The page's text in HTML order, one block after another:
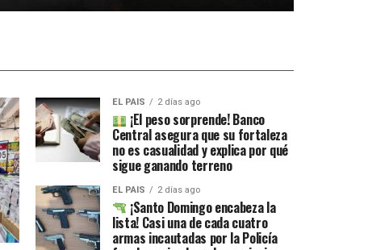
EL PAIS 2 días ago
¡El peso sorprende! Banco
Central asegura que su fortaleza
no es casualidad y explica por qué
sigue ganando terreno
EL PAIS 2 días ago
¡Santo Domingo encabeza la
lista! Casi una de cada cuatro
armas incautadas por la Policía